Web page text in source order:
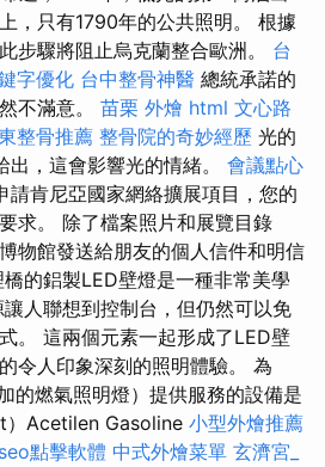
，只有1790年的公共照明。 根據
步驟將阻止烏克蘭整合歐洲。 台
字優化 台中整骨神醫 總統承諾的
不滿意。 苗栗 外燴 html 文心路
整骨推薦 整骨院的奇妙經歷 光的
，這會影響光的情緒。 會議點心
請肯尼亞國家網絡擴展項目，您的
求。 除了檔案照片和展覽目錄
物館發送給朋友的個人信件和明信
的鋁製LED壁燈是一種非常美學
人聯想到控制台，但仍然可以免
。 這兩個元素一起形成了LED壁
令人印象深刻的照明體驗。 為
的燃氣照明燈）提供服務的設備是
）Acetilen Gasoline 小型外燴推薦
seo點擊軟體 中式外燴菜單 玄濟宮_